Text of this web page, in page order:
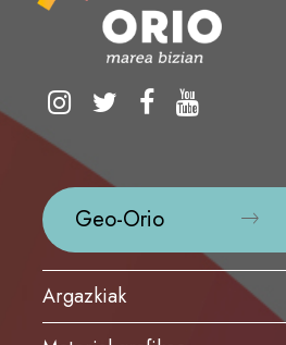
Geo-Orio
Argazkiak